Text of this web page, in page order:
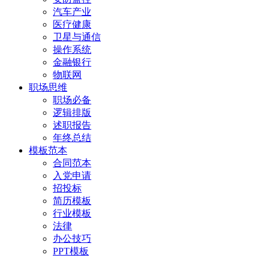
汽车产业
医疗健康
卫星与通信
操作系统
金融银行
物联网
职场思维
职场必备
逻辑排版
述职报告
年终总结
模板范本
合同范本
入党申请
招投标
简历模板
行业模板
法律
办公技巧
PPT模板